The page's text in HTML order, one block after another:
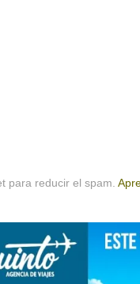
para reducir el spam.